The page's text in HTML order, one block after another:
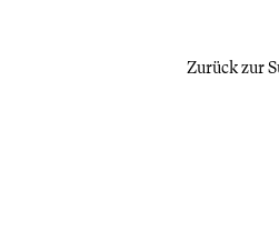
Zurück zur